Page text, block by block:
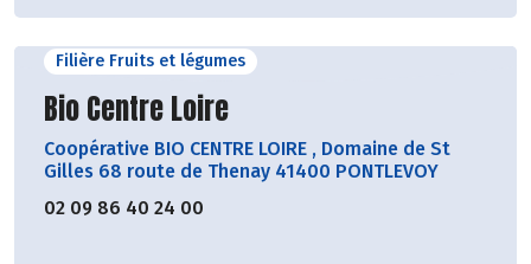
Filière Fruits et légumes
Découvrir le producteur
Bio Centre Loire
Coopérative BIO CENTRE LOIRE , Domaine de St
Gilles 68 route de Thenay 41400 PONTLEVOY
02 09 86 40 24 00